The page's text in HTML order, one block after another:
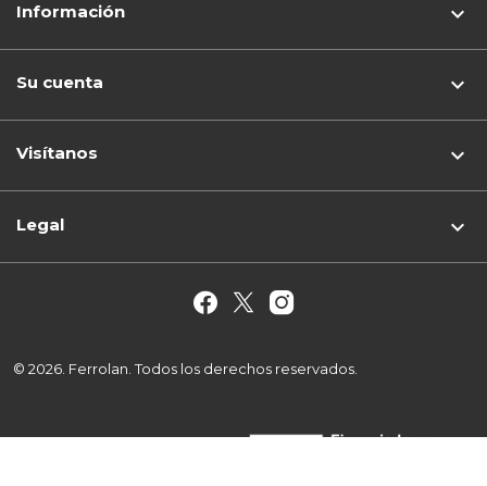
Información 
Su cuenta 
Visítanos keyboard_arrow_down
© 2026. Ferrolan. Todos los derechos reservados.
Legal 